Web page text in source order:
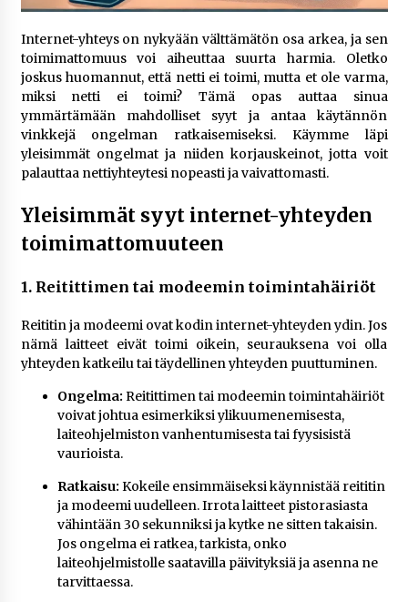
rikoshistoriaa
3 viikkoa sitten
Online-kasinoiden mobiilipelialustojen kehitys
– asiantuntijalausunto
3 viikkoa sitten
huhut
4 viikkoa sitten
Pamela Anderson ikä, ura ja elämä
10 euron talletuskasinot ja pikamaksut: mitä
1 kuukausi sitten
Internet-yhteys on nykyään välttämätön osa arkea, ja sen
toimimattomuus voi aiheuttaa suurta harmia. Oletko
joskus huomannut, että netti ei toimi, mutta et ole varma,
miksi netti ei toimi? Tämä opas auttaa sinua
ymmärtämään mahdolliset syyt ja antaa käytännön
vinkkejä ongelman ratkaisemiseksi. Käymme läpi
yleisimmät ongelmat ja niiden korjauskeinot, jotta voit
palauttaa nettiyhteytesi nopeasti ja vaivattomasti.
Yleisimmät syyt internet-yhteyden
toimimattomuuteen
1. Reitittimen tai modeemin toimintahäiriöt
Reititin ja modeemi ovat kodin internet-yhteyden ydin. Jos
nämä laitteet eivät toimi oikein, seurauksena voi olla
yhteyden katkeilu tai täydellinen yhteyden puuttuminen.
Ongelma: Reitittimen tai modeemin toimintahäiriöt
voivat johtua esimerkiksi ylikuumenemisesta,
laiteohjelmiston vanhentumisesta tai fyysisistä
vaurioista.
Ratkaisu: Kokeile ensimmäiseksi käynnistää reititin
ja modeemi uudelleen. Irrota laitteet pistorasiasta
vähintään 30 sekunniksi ja kytke ne sitten takaisin.
Jos ongelma ei ratkea, tarkista, onko
laiteohjelmistolle saatavilla päivityksiä ja asenna ne
tarvittaessa.